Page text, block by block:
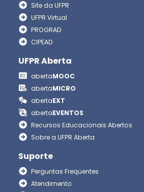
Site da UFPR
UFPR Virtual
PROGRAD
CIPEAD
UFPR Aberta
abertaMOOC
abertaMICRO
abertaEXT
abertaEVENTOS
Recursos Educacionais Abertos
Sobre a UFPR Aberta
Suporte
Perguntas Frequentes
Atendimento